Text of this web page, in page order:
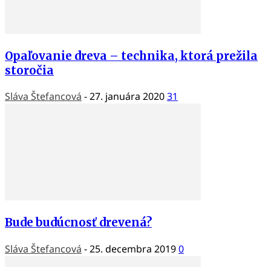
Opaľovanie dreva – technika, ktorá prežila
storočia
Sláva Štefancová -27. januára 202031
Bude budúcnosť drevená?
Sláva Štefancová -25. decembra 20190